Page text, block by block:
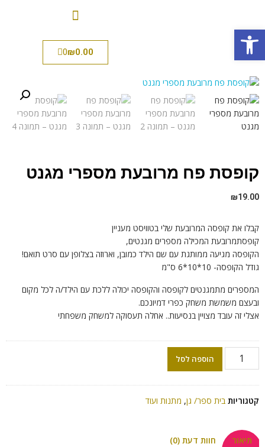
פתח סרגל נגישות
₪0.00
0
קופסת פח מרובעת מספרי מגנט
₪19.00
קבלו את קופסה המרובעת שלי בטוויסט מעניין
קופסתמרובעת המכילה מספרים מגנטים,
הקופסה מגיעה ממותגת עם שם הילד כמובן, וארוזה בצלופן עם סרט תואם!
גודל הקופסה- 10*10*6 ס"מ
המספרים מתמגנטים לקופסה והקופסה יכולה ללכת עם הילד/ה לכל מקום
ובעצם משמשת משחק כפרי דמיונכם.
אצלי זה עובד מצויין בנסיעות.. אחלה תעסוקה למשחק משפחתי
הוספה לסל
קטגוריות בית ספר/ גן, מתנות ועוד
תיאור חוות דעת (0)